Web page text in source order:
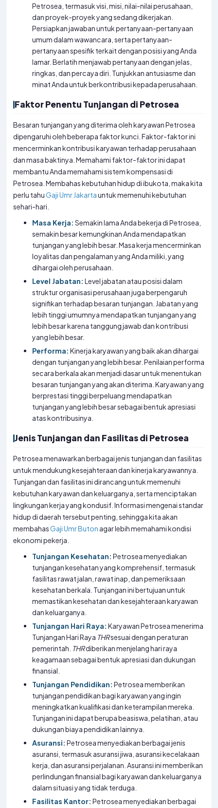
Petrosea, termasuk visi, misi, nilai-nilai perusahaan,
dan proyek-proyek yang sedang dikerjakan.
Persiapkan jawaban untuk pertanyaan-pertanyaan
umum dalam wawancara, serta pertanyaan-
pertanyaan spesifik terkait dengan posisi yang Anda
lamar. Berlatih menjawab pertanyaan dengan jelas,
ringkas, dan percaya diri. Tunjukkan antusiasme dan
minat Anda untuk berkontribusi kepada perusahaan.
Faktor Penentu Tunjangan di Petrosea
Besaran tunjangan yang diterima oleh karyawan Petrosea
dipengaruhi oleh beberapa faktor kunci. Faktor-faktor ini
mencerminkan kontribusi karyawan terhadap perusahaan
dan masa baktinya. Memahami faktor-faktor ini dapat
membantu Anda memahami sistem kompensasi di
Petrosea. Membahas kebutuhan hidup di ibukota, maka kita
perlu tahuGaji Umr Jakartauntuk memenuhi kebutuhan
sehari-hari.
Masa Kerja: Semakin lama Anda bekerja di Petrosea,
semakin besar kemungkinan Anda mendapatkan
tunjangan yang lebih besar. Masa kerja mencerminkan
loyalitas dan pengalaman yang Anda miliki, yang
dihargai oleh perusahaan.
Level Jabatan: Level jabatan atau posisi dalam
struktur organisasi perusahaan juga berpengaruh
signifikan terhadap besaran tunjangan. Jabatan yang
lebih tinggi umumnya mendapatkan tunjangan yang
lebih besar karena tanggung jawab dan kontribusi
yang lebih besar.
Performa: Kinerja karyawan yang baik akan dihargai
dengan tunjangan yang lebih besar. Penilaian performa
secara berkala akan menjadi dasar untuk menentukan
besaran tunjangan yang akan diterima. Karyawan yang
berprestasi tinggi berpeluang mendapatkan
tunjangan yang lebih besar sebagai bentuk apresiasi
atas kontribusinya.
Jenis Tunjangan dan Fasilitas di Petrosea
Petrosea menawarkan berbagai jenis tunjangan dan fasilitas
untuk mendukung kesejahteraan dan kinerja karyawannya.
Tunjangan dan fasilitas ini dirancang untuk memenuhi
kebutuhan karyawan dan keluarganya, serta menciptakan
lingkungan kerja yang kondusif. Informasi mengenai standar
hidup di daerah tersebut penting, sehingga kita akan
membahasGaji Umr Buton agar lebih memahami kondisi
ekonomi pekerja.
Tunjangan Kesehatan: Petrosea menyediakan
tunjangan kesehatan yang komprehensif, termasuk
fasilitas rawat jalan, rawat inap, dan pemeriksaan
kesehatan berkala. Tunjangan ini bertujuan untuk
memastikan kesehatan dan kesejahteraan karyawan
dan keluarganya.
Tunjangan Hari Raya: Karyawan Petrosea menerima
Tunjangan Hari Raya THRsesuai dengan peraturan
pemerintah. THRdiberikan menjelang hari raya
keagamaan sebagai bentuk apresiasi dan dukungan
finansial.
Tunjangan Pendidikan: Petrosea memberikan
tunjangan pendidikan bagi karyawan yang ingin
meningkatkan kualifikasi dan keterampilan mereka.
Tunjangan ini dapat berupa beasiswa, pelatihan, atau
dukungan biaya pendidikan lainnya.
Asuransi: Petrosea menyediakan berbagai jenis
asuransi, termasuk asuransi jiwa, asuransi kecelakaan
kerja, dan asuransi perjalanan. Asuransi ini memberikan
perlindungan finansial bagi karyawan dan keluarganya
dalam situasi yang tidak terduga.
Fasilitas Kantor: Petrosea menyediakan berbagai